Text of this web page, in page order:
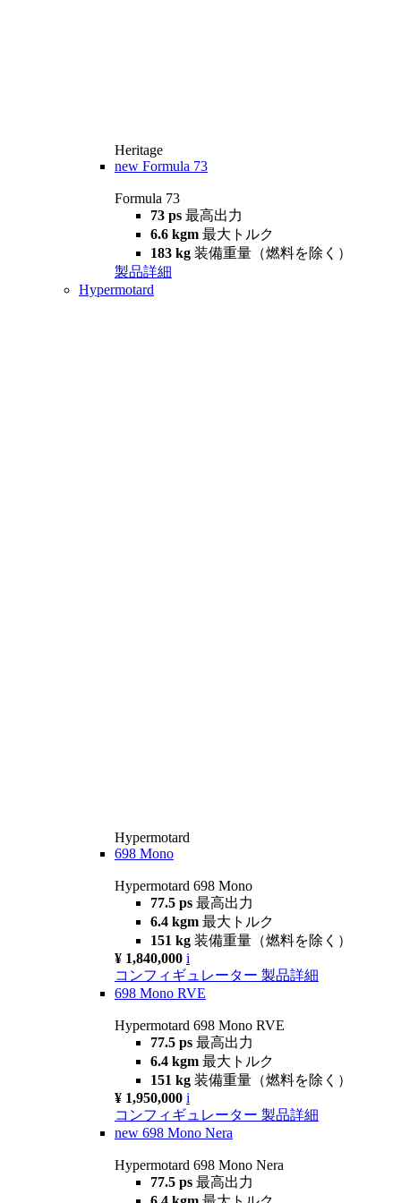
Heritage
new Formula 73
Formula 73
73 ps 最高出力
6.6 kgm 最大トルク
183 kg 装備重量（燃料を除く）
製品詳細
Hypermotard
Hypermotard
698 Mono
Hypermotard 698 Mono
77.5 ps 最高出力
6.4 kgm 最大トルク
151 kg 装備重量（燃料を除く）
¥ 1,840,000 i
コンフィギュレーター 製品詳細
698 Mono RVE
Hypermotard 698 Mono RVE
77.5 ps 最高出力
6.4 kgm 最大トルク
151 kg 装備重量（燃料を除く）
¥ 1,950,000 i
コンフィギュレーター 製品詳細
new 698 Mono Nera
Hypermotard 698 Mono Nera
77.5 ps 最高出力